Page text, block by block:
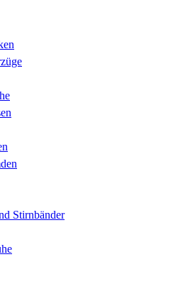
Stirnbänder